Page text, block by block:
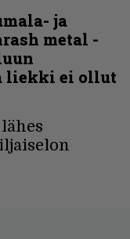
ja
metal -
liekki ei ollut